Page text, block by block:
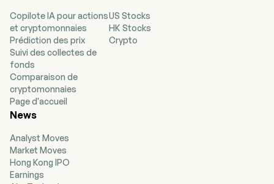
Copilote IA pour actions
et cryptomonnaies
Prédiction des prix
Suivi des collectes de
fonds
Comparaison de
cryptomonnaies
Page d'accueil
US Stocks
HK Stocks
Crypto
News
Analyst Moves
Market Moves
Hong Kong IPO
Earnings